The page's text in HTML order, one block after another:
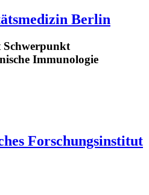
Berlin
Immunologie
Forschungsinstitut